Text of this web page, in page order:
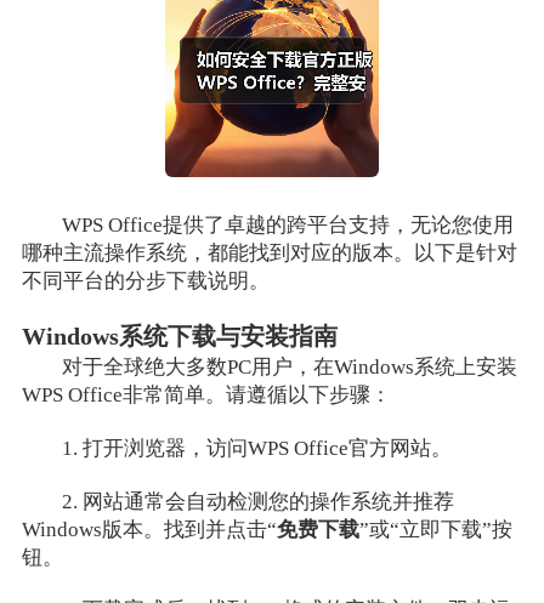
WPS Office提供了卓越的跨平台支持，无论您使用
哪种主流操作系统，都能找到对应的版本。以下是针对
不同平台的分步下载说明。
Windows系统下载与安装指南
对于全球绝大多数PC用户，在Windows系统上安装
WPS Office非常简单。请遵循以下步骤：
1. 打开浏览器，访问WPS Office官方网站。
2. 网站通常会自动检测您的操作系统并推荐
Windows版本。找到并点击“免费下载”或“立即下载”按
钮。